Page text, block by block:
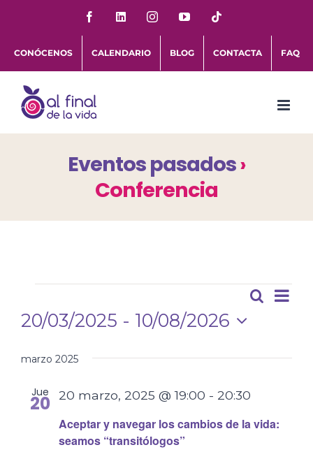
contenido
FacebookLinkedInInstagramYouTube
CONÓCENOS CALENDARIO BLOG CONTACTA FAQ
Eventos pasados›
Conferencia
vistas
de
Buscar
de
Lista
20/03/2025 - 10/08/2026
la
marzo 2025
Jue
20
Aceptar y navegar los cambios de la vida:
seamos “transitólogos”
20 marzo, 2025 @ 19:00 - 20:30